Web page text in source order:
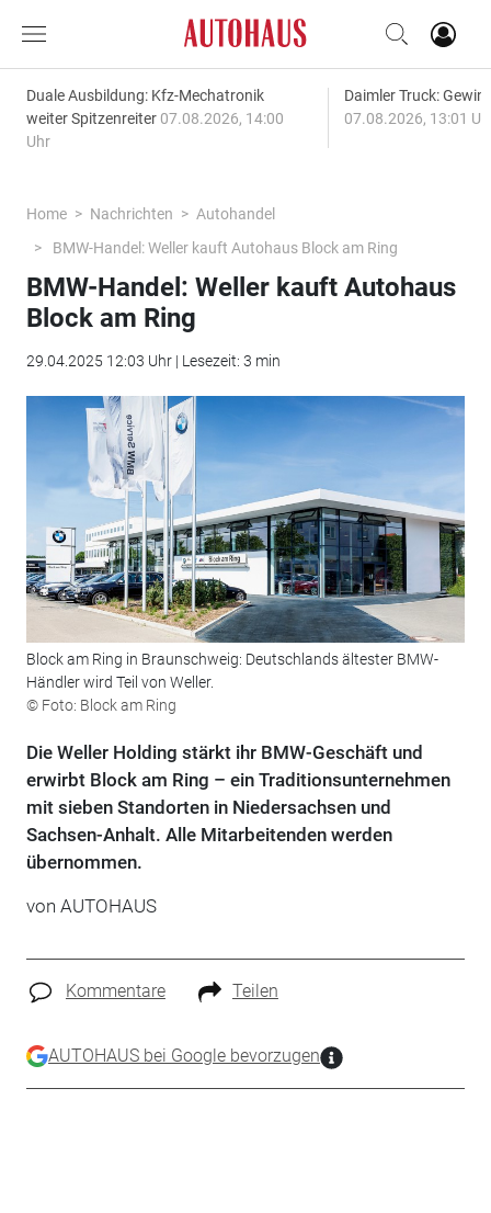
Duale Ausbildung: Kfz-Mechatronik
weiter Spitzenreiter 07.08.2026, 14:00
Uhr
Daimler Truck:
07.08.2026, 13:01
Home Nachrichten
Autohandel
BMW-Handel: Weller kauft Autohaus Block am Ring
BMW-Handel: Weller kauft Autohaus
Block am Ring
29.04.2025 12:03 Uhr | Lesezeit: 3 min
Block am Ring in Braunschweig: Deutschlands ältester BMW-
Händler wird Teil von Weller.
© Foto: Block am Ring
Die Weller Holding stärkt ihr BMW-Geschäft und
erwirbt Block am Ring – ein Traditionsunternehmen
mit sieben Standorten in Niedersachsen und
Sachsen-Anhalt. Alle Mitarbeitenden werden
übernommen.
von AUTOHAUS
Kommentare Teilen
AUTOHAUS bei Google bevorzugen